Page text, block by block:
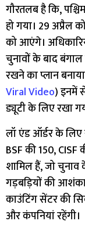
गौरतलब है कि,
हो गया। 29 अप्रैल
को आएंगे।
चुनावों के बाद
रखने का प्लान
Viral Video) इनमें
ड्यूटी के लिए रखा
लॉ एंड ऑर्डर के लिए
BSF की 150,
शामिल हैं, जो चुनाव
गड़बड़ियों की आशंका
काउंटिंग सेंटर की
और कंपनियां रहेंगी।